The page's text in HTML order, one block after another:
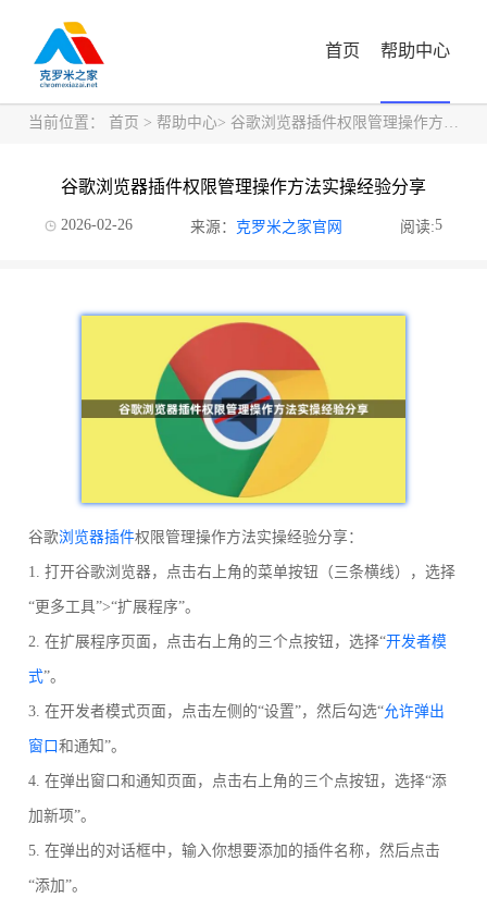
首页 帮助中心
当前位置： 首页 > 帮助中心> 谷歌浏览器插件权限管理操作方法实操经验分享
谷歌浏览器插件权限管理操作方法实操经验分享
2026-02-26 来源： 克罗米之家官网 阅读:5
谷歌浏览器插件权限管理操作方法实操经验分享：
1. 打开谷歌浏览器，点击右上角的菜单按钮（三条横线），选择
“更多工具”>“扩展程序”。
2. 在扩展程序页面，点击右上角的三个点按钮，选择“开发者模
式”。
3. 在开发者模式页面，点击左侧的“设置”，然后勾选“允许弹出
窗口 和通知”。
4. 在弹出窗口和通知页面，点击右上角的三个点按钮，选择“添
加新项”。
5. 在弹出的对话框中，输入你想要添加的插件名称，然后点击
“添加”。